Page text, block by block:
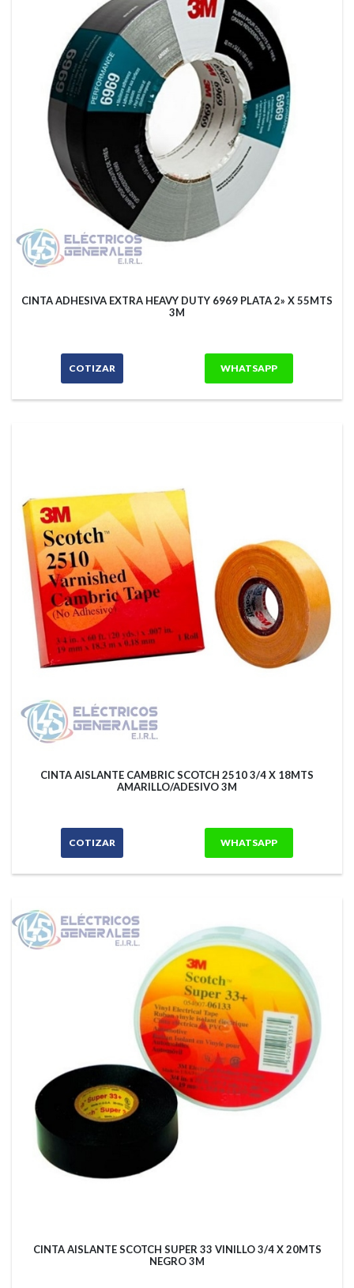
CINTA ADHESIVA EXTRA HEAVY DUTY 6969 PLATA 2» X 55MTS
3M
COTIZAR WHATSAPP
CINTA AISLANTE CAMBRIC SCOTCH 2510 3/4 X 18MTS
AMARILLO/ADESIVO 3M
COTIZAR WHATSAPP
CINTA AISLANTE SCOTCH SUPER 33 VINILLO 3/4 X 20MTS
NEGRO 3M